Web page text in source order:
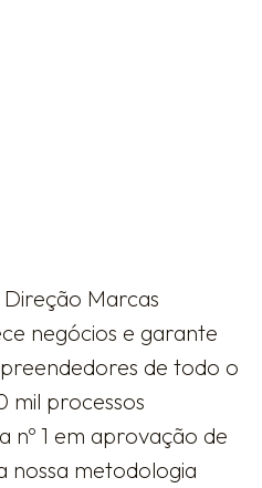
Marcas
negócios e garante
de todo o
mil processos
nº 1 em aprovação de
nossa metodologia